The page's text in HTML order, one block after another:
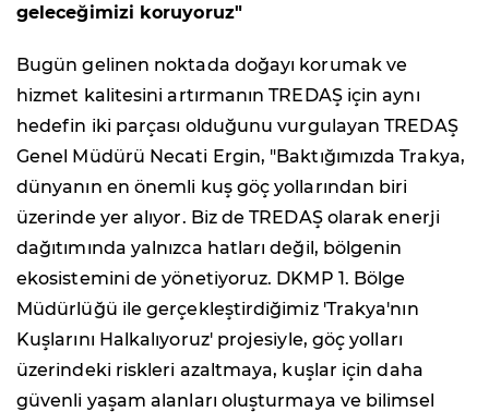
geleceğimizi koruyoruz"
Bugün gelinen noktada doğayı korumak ve
hizmet kalitesini artırmanın TREDAŞ için aynı
hedefin iki parçası olduğunu vurgulayan TREDAŞ
Genel Müdürü Necati Ergin, "Baktığımızda Trakya,
dünyanın en önemli kuş göç yollarından biri
üzerinde yer alıyor. Biz de TREDAŞ olarak enerji
dağıtımında yalnızca hatları değil, bölgenin
ekosistemini de yönetiyoruz. DKMP 1. Bölge
Müdürlüğü ile gerçekleştirdiğimiz 'Trakya'nın
Kuşlarını Halkalıyoruz' projesiyle, göç yolları
üzerindeki riskleri azaltmaya, kuşlar için daha
güvenli yaşam alanları oluşturmaya ve bilimsel